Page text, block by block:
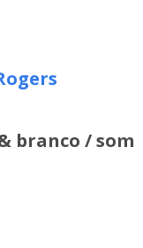
branco / som